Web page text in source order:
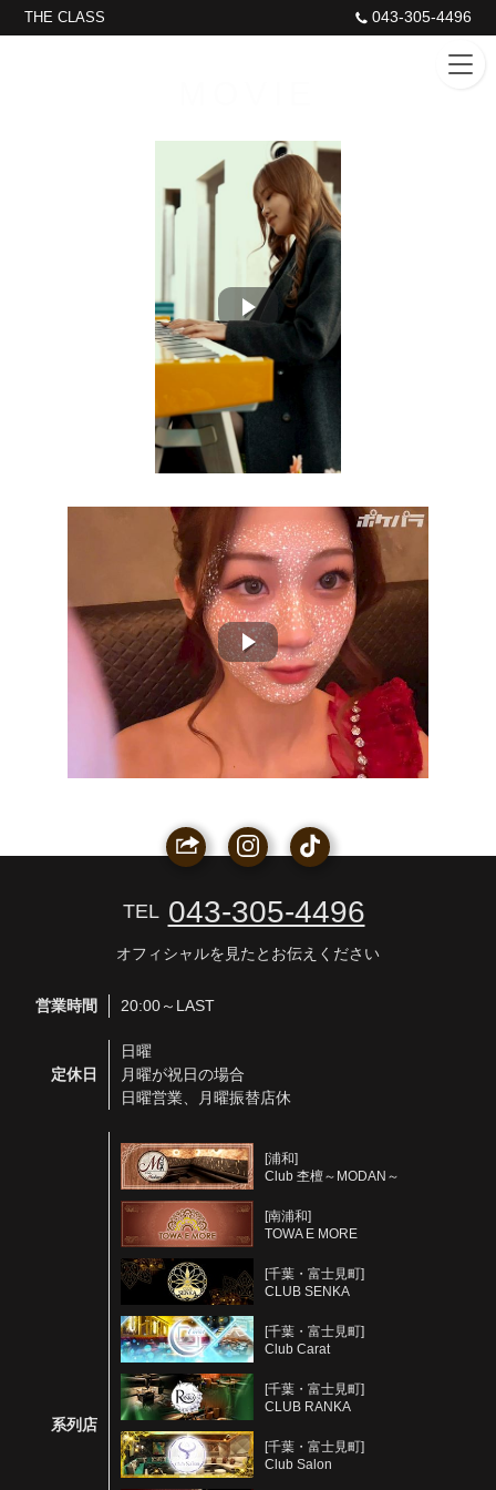
THE CLASS 043-305-4496
TEL 043-305-4496
オフィシャルを見たとお伝えください
営業時間 20:00～LAST
定休日
日曜
月曜が祝日の場合
日曜営業、月曜振替店休
系列店
[浦和]
Club 杢檀～MODAN～
[南浦和]
TOWA E MORE
[千葉・富士見町]
CLUB SENKA
[千葉・富士見町]
Club Carat
[千葉・富士見町]
CLUB RANKA
[千葉・富士見町]
Club Salon